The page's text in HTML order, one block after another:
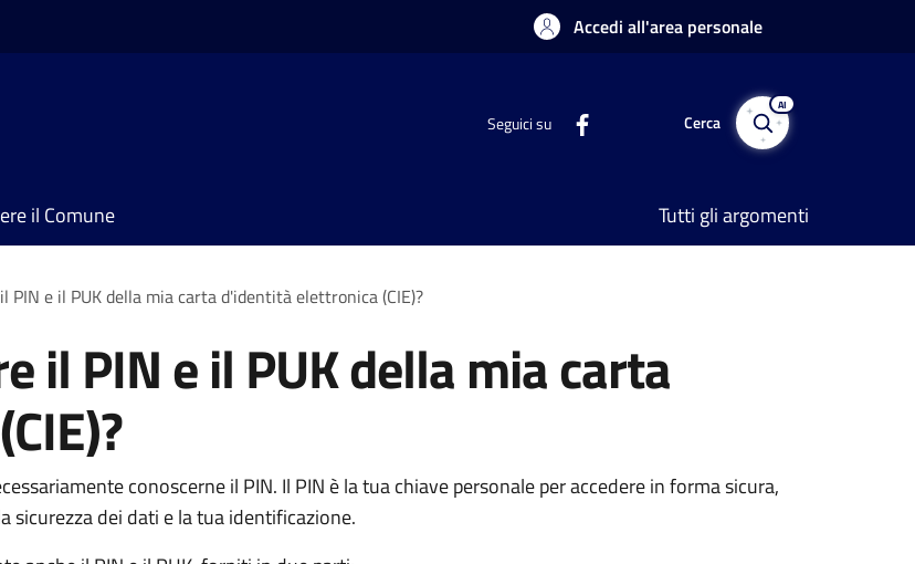
Accedi all'area personale
Seguici su Cerca
AI
il Comune Tutti gli argomenti
PIN e il PUK della mia carta d'identità elettronica (CIE)?
il PIN e il PUK della mia carta
conoscerne il PIN. Il PIN è la tua chiave personale per accedere in forma sicura,
sicurezza dei dati e la tua identificazione.